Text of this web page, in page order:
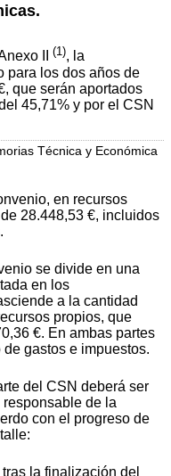
II (1), la
para los dos años de
que serán aportados
45,71% y por el CSN
Técnica y Económica
en recursos
28.448,53 €, incluidos
se divide en una
en los
a la cantidad
propios, que
€. En ambas partes
gastos e impuestos.
del CSN deberá ser
de la
con el progreso de
la finalización del